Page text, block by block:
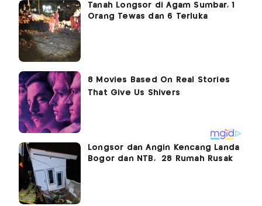
Tanah Longsor di Agam Sumbar, 1
Orang Tewas dan 6 Terluka
Longsor dan Angin Kencang Landa
Bogor dan NTB, 28 Rumah Rusak